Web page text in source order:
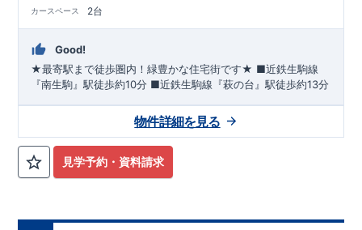
カースペース 2台
Good!
★最寄駅まで徒歩圏内！緑豊かな住宅街です★ ■近鉄生駒線
『南生駒』駅徒歩約10分 ■近鉄生駒線『萩の台』駅徒歩約13分
見学予約・資料請求
物件詳細を見る